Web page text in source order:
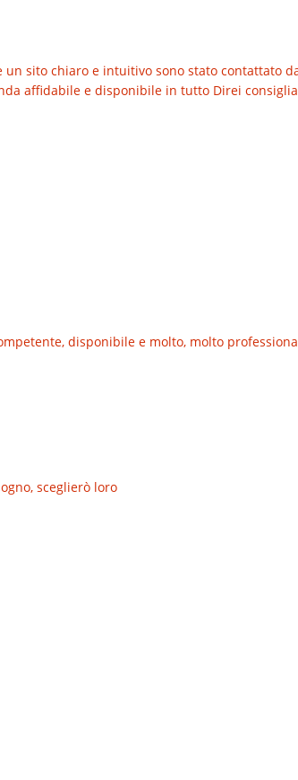
sito chiaro e intuitivo sono stato contattato
affidabile e disponibile in tutto Direi
disponibile e molto, molto
sceglierò loro